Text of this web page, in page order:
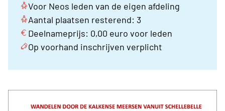
Voor Neos leden van de eigen afdeling
Aantal plaatsen resterend: 3
Deelnameprijs: 0,00 euro voor leden
Op voorhand inschrijven verplicht